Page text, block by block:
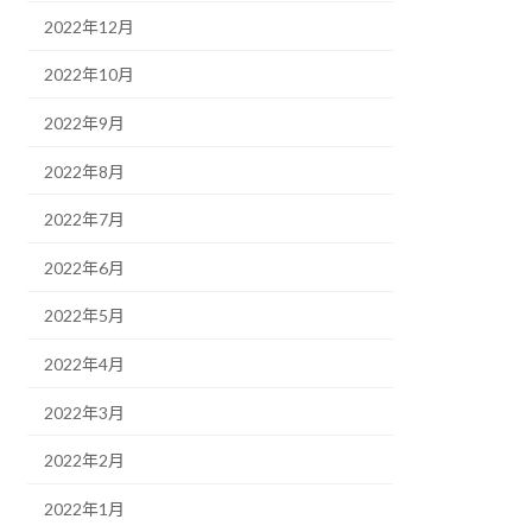
2022年12月
2022年10月
2022年9月
2022年8月
2022年7月
2022年6月
2022年5月
2022年4月
2022年3月
2022年2月
2022年1月